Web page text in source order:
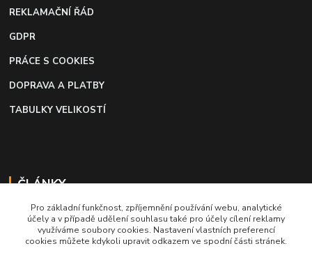
REKLAMAČNÍ ŘÁD
GDPR
PRÁCE S COOKIES
DOPRAVA A PLATBY
TABULKY VELIKOSTÍ
ČLÁNKY
Profi lepidlo na boty a kůži
Moto káva, nejlepší palivo pro motorkáře
Pro základní funkčnost, zpříjemnění používání webu, analytické
účely a v případě udělení souhlasu také pro účely cílení reklamy
využíváme soubory cookies. Nastavení vlastních preferencí
cookies můžete kdykoli upravit odkazem ve spodní části stránek.